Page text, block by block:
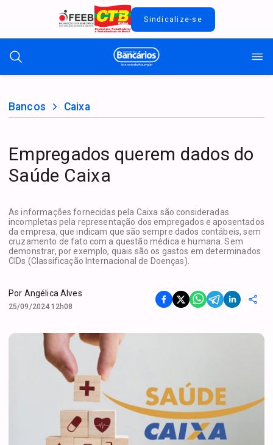
Sindicalize-se
Bancos Caixa
Empregados querem dados do
Saúde Caixa
As informações fornecidas pela Caixa são consideradas
incompletas pela representação dos empregados e aposentados
da empresa, que indicam que são sempre dados contábeis, sem
cruzamento de fato com a questão médica e humana. Sem
demonstrar, por exemplo, quais são os gastos em determinados
CIDs (Classificação Internacional de Doenças).
Por Angélica Alves
25/09/2024 12h08